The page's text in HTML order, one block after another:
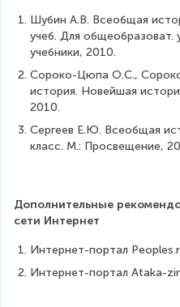
Шубин А.В. Всеобщая
учеб. Для общеобразоват.
учебники, 2010.
Сороко-Цюпа О.С.,
история. Новейшая
2010.
Сергеев Е.Ю. Всеобщая
класс. М.: Просвещение,
Дополнительные
сети Интернет
Интернет-портал
Интернет-портал Ataka-